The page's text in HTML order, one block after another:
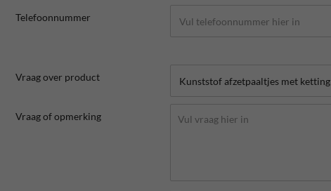
Telefoonnummer
Vraag over product
Vraag of opmerking